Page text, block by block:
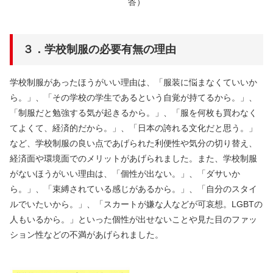
３．学校制服の必要有無の理由
学校制服があったほうがいい理由は、「服装に悩まなくていいか
ら。」、「その学校の学生であるという自覚が持てるから。」、
「制服だと勉強する気が起きるから。」、「服を何枚も買わなく
てよくて、経済的だから。」、「日本の誇れる文化だと思う。」
など、学校制服の良い点であげられた利便性や気分の切り替え、
経済面や環境面でのメリットがあげられました。また、学校制服
がないほうがいい理由は、「個性が出ない。」、「ダサいか
ら。」、「束縛されている感じがあるから。」、「自分のスタイ
ルでいたいから。」、「スカートが嫌な人などが可哀想。LGBTの
人もいるから。」といった個性が出せないことや見た目のファッ
ション性などの不満があげられました。